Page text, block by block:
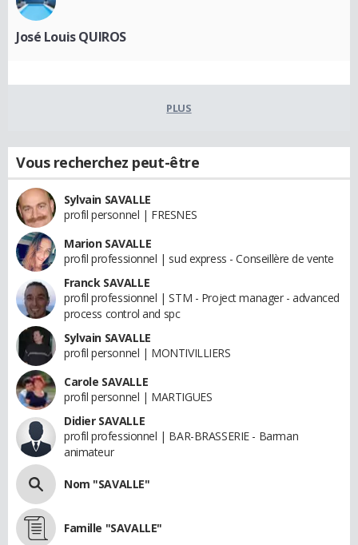
José Louis QUIROS
PLUS
Vous recherchez peut-être
Sylvain SAVALLE
profil personnel | FRESNES
Marion SAVALLE
profil professionnel | sud express - Conseillère de vente
Franck SAVALLE
profil professionnel | STM - Project manager - advanced
process control and spc
Sylvain SAVALLE
profil personnel | MONTIVILLIERS
Carole SAVALLE
profil personnel | MARTIGUES
Didier SAVALLE
profil professionnel | BAR-BRASSERIE - Barman
animateur
Nom "SAVALLE"
Famille "SAVALLE"